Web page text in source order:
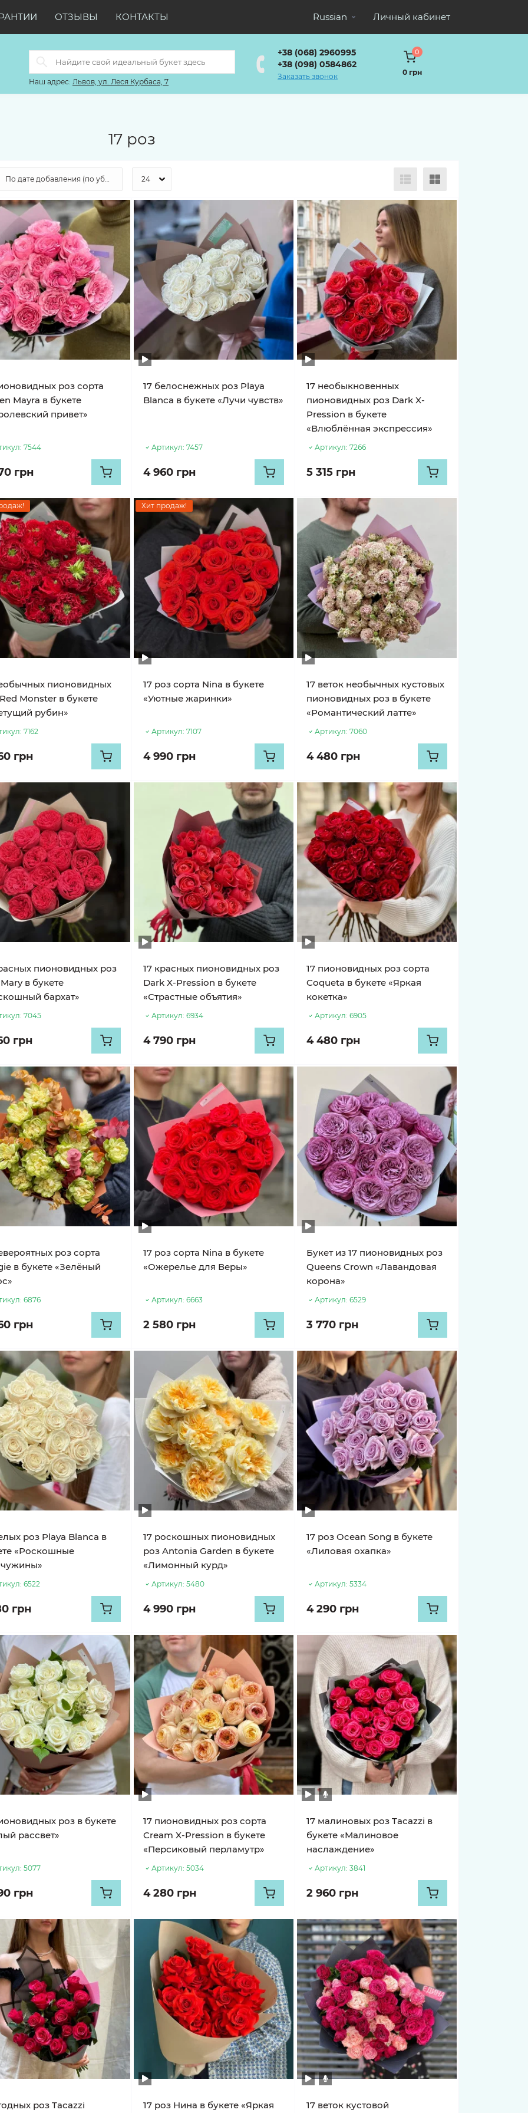
ОТЗЫВЫ КОНТАКТЫ Russian Личный кабинет
Наш адрес: Львов, ул. Леся Курбаса, 7
+38 (068) 2960995
+38 (098) 0584862
Заказать звонок
0
0 грн
17 роз
роз сорта
Mayra в букете
привет»
7544
грн
17 белоснежных роз Playa
Blanca в букете «Лучи чувств»
Артикул: 7457
4 960 грн
17 необыкновенных
пионовидных роз Dark X-
Pression в букете
«Влюблённая экспрессия»
Артикул: 7266
5 315 грн
пионовидных
Monster в букете
рубин»
7162
грн
Хит продаж!
17 роз сорта Nina в букете
«Уютные жаринки»
Артикул: 7107
4 990 грн
17 веток необычных кустовых
пионовидных роз в букете
«Романтический латте»
Артикул: 7060
4 480 грн
пионовидных роз
в букете
бархат»
7045
грн
17 красных пионовидных роз
Dark X-Pression в букете
«Страстные объятия»
Артикул: 6934
4 790 грн
17 пионовидных роз сорта
Coqueta в букете «Яркая
кокетка»
Артикул: 6905
4 480 грн
роз сорта
в букете «Зелёный
6876
грн
17 роз сорта Nina в букете
«Ожерелье для Веры»
Артикул: 6663
2 580 грн
Букет из 17 пионовидных роз
Queens Crown «Лавандовая
корона»
Артикул: 6529
3 770 грн
роз Playa Blanca в
«Роскошные
6522
грн
17 роскошных пионовидных
роз Antonia Garden в букете
«Лимонный курд»
Артикул: 5480
4 990 грн
17 роз Ocean Song в букете
«Лиловая охапка»
Артикул: 5334
4 290 грн
роз в букете
рассвет»
5077
грн
17 пионовидных роз сорта
Cream X-Pression в букете
«Персиковый перламутр»
Артикул: 5034
4 280 грн
17 малиновых роз Tacazzi в
букете «Малиновое
наслаждение»
Артикул: 3841
2 960 грн
роз Tacazzi 17 роз Нина в букете «Яркая 17 веток кустовой